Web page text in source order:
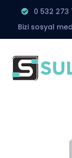
0 532 273
Bizi sosyal